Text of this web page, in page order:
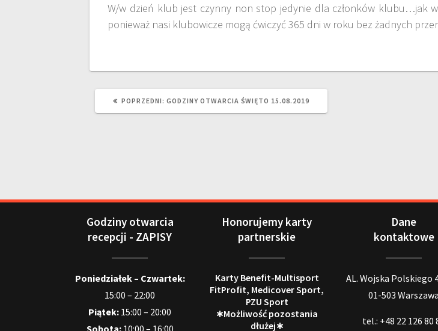
W/w dzień klub jest czynny non stop jedynie dla członków klubu…jak
ponieważ nasi klubowicze mogą ćwiczyć 365 dni w roku bez żadnych
POPRZEDNI: GODZINY OTWARCIA ŚWIĘTO 15.08.2019
Godziny otwarcia
recepcji - ZAPISY
Poniedziałek – Czwartek:
15:00 – 22:00
Piątek: 15:00 – 20:00
Sobota:10:00 – 16:00
Honorujemy karty
partnerskie
Karty Benefit-Multisport
FitProfit, Medicover Sport,
PZU Sport
∗Możliwość pozostania
dłużej∗
Dane
kontaktowe
AL. Wojska Polskiego
01-503 Warszawa
tel.: +48 22 126 80